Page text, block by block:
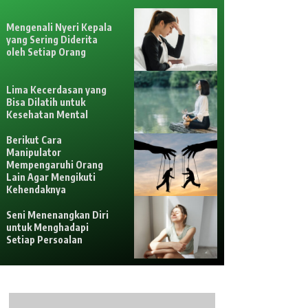
Mengenali Nyeri Kepala
yang Sering Diderita
oleh Setiap Orang
Lima Kecerdasan yang
Bisa Dilatih untuk
Kesehatan Mental
Berikut Cara
Manipulator
Mempengaruhi Orang
Lain Agar Mengikuti
Kehendaknya
Seni Menenangkan Diri
untuk Menghadapi
Setiap Persoalan